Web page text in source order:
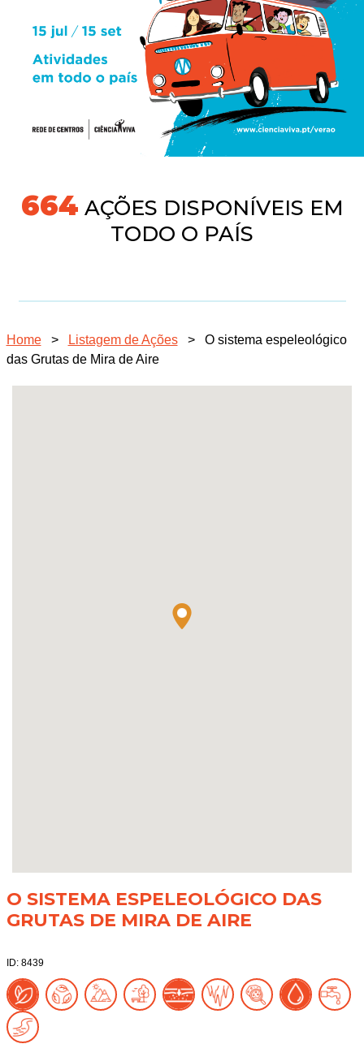
718AÇÕES DISPONÍVEIS EM
TODO O PAÍS
Home > Listagem de Ações >
O sistema espeleológico
das Grutas de Mira de Aire
O SISTEMA ESPELEOLÓGICO DAS
GRUTAS DE MIRA DE AIRE
ID: 8439